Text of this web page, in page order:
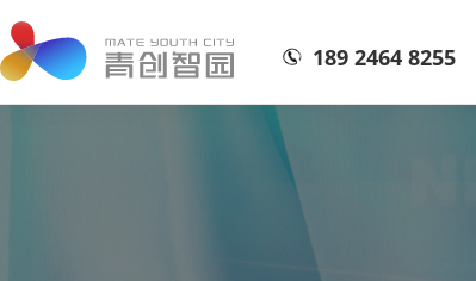
189 2464 8255